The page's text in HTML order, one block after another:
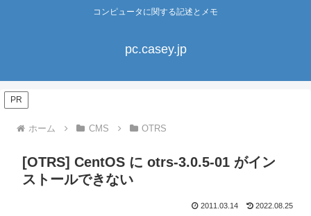
コンピュータに関する記述とメモ
pc.casey.jp
PR
ホーム CMS OTRS
[OTRS] CentOS に otrs-3.0.5-01 がイン
ストールできない
2011.03.14 2022.08.25